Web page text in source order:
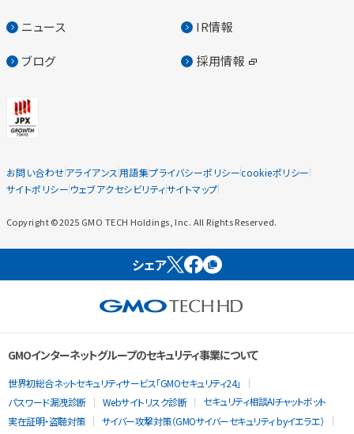
ニュース IR情報
ブログ 採用情報
お問い合わせアライアンス 用語集プライバシーポリシーcookieポリシー
サイトポリシー ウェブアクセシビリティサイトマップ
Copyright ©2025 GMO TECH Holdings, Inc. All Rights Reserved.
シェア
GMOインターネットグループのセキュリティ事業について
世界初総合ネットセキュリティサービス「GMOセキュリティ24」
パスワード漏洩診断
Webサイトリスク診断
セキュリティ相談AIチャットボット
実在証明・盗聴対策
サイバー攻撃対策（GMOサイバーセキュリティ byイエラエ）